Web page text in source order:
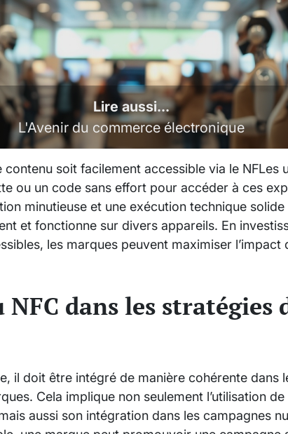
Lire aussi...
L'Avenir du commerce électronique
contenu soit facilement accessible via le NFLes
ou un code sans effort pour accéder à ces
minutieuse et une exécution technique
et fonctionne sur divers appareils. En
les marques peuvent maximiser l’impact
dans les stratégies
il doit être intégré de manière cohérente dans
Cela implique non seulement l’utilisation
aussi son intégration dans les campagnes